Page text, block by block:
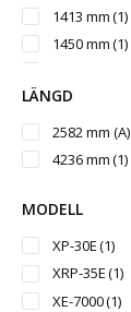
1413 mm(1)
1450 mm(1)
1716 mm
LÄNGD
2582 mm (A)
4236 mm(1)
MODELL
XP-30E(1)
XRP-35E(1)
XE-7000(1)